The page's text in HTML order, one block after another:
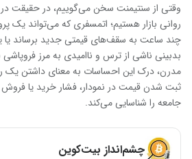
وقتی از سنتیمنت سخن می‌گوییم، در حقیقت در
روانی بازار هستیم؛ اتمسفری که می‌تواند یک
چند ساعت به سقف‌های قیمتی جدید برساند یا
بدبینی ناشی از ترس و ناامیدی به مرز
مدرن، درک این احساسات به معنای داشتن یک
ثبت شدن قیمت در نمودار، فشار خرید یا فروش
جامعه را شناسایی می‌کند.
چشم‌انداز بیت‌کوین